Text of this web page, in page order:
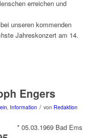
erreichen und
unseren kommenden
Jahreskonzert am 14.
Engers
, Information / von Redaktion
* 05.03.1969 Bad Ems